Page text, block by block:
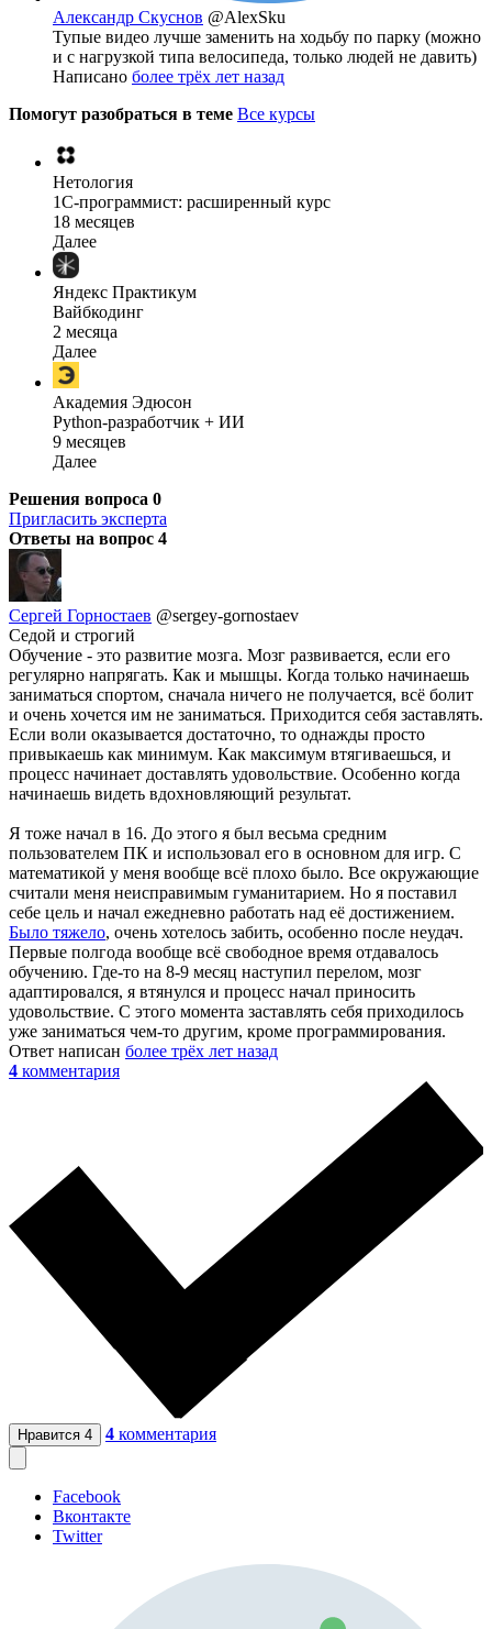
Александр Скуснов @AlexSku
Тупые видео лучше заменить на ходьбу по парку (можно
и с нагрузкой типа велосипеда, только людей не давить)
Написано более трёх лет назад
Помогут разобраться в теме Все курсы
Нетология
1C-программист: расширенный курс
18 месяцев
Далее
Яндекс Практикум
Вайбкодинг
2 месяца
Далее
Академия Эдюсон
Python-разработчик + ИИ
9 месяцев
Далее
Решения вопроса 0
Пригласить эксперта
Ответы на вопрос 4
Сергей Горностаев @sergey-gornostaev
Седой и строгий
Обучение - это развитие мозга. Мозг развивается, если его
регулярно напрягать. Как и мышцы. Когда только начинаешь
заниматься спортом, сначала ничего не получается, всё болит
и очень хочется им не заниматься. Приходится себя заставлять.
Если воли оказывается достаточно, то однажды просто
привыкаешь как минимум. Как максимум втягиваешься, и
процесс начинает доставлять удовольствие. Особенно когда
начинаешь видеть вдохновляющий результат.
Я тоже начал в 16. До этого я был весьма средним
пользователем ПК и использовал его в основном для игр. С
математикой у меня вообще всё плохо было. Все окружающие
считали меня неисправимым гуманитарием. Но я поставил
себе цель и начал ежедневно работать над её достижением.
Было тяжело, очень хотелось забить, особенно после неудач.
Первые полгода вообще всё свободное время отдавалось
обучению. Где-то на 8-9 месяц наступил перелом, мозг
адаптировался, я втянулся и процесс начал приносить
удовольствие. С этого момента заставлять себя приходилось
уже заниматься чем-то другим, кроме программирования.
Ответ написан более трёх лет назад
4 комментария
Нравится 4 4 комментария
Facebook
Вконтакте
Twitter